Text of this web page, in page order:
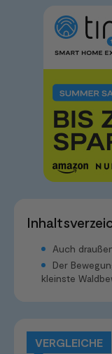
Auch
Der
kleinste
VERGLEICHE